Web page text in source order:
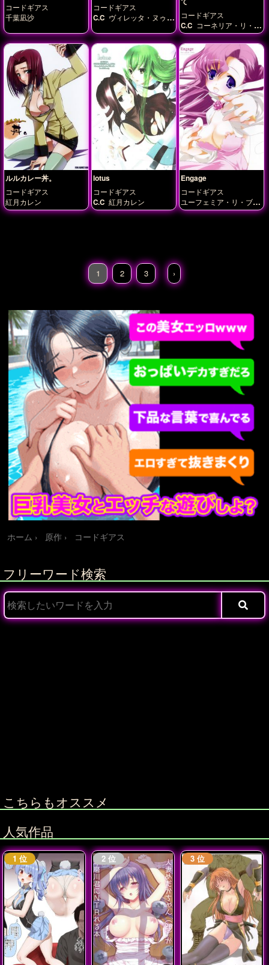
コードギアス
千葉凪沙
コードギアス
C.C ヴィレッタ・ヌゥ
コードギアス
C.C コーネリア・リ・ブ
リタニア ユーフェミ
ア・リ・ブリタニア ラ
クシャータ・チャウラ
ー 紅月カレン
ルルカレー丼。
コードギアス
紅月カレン
lotus
コードギアス
C.C 紅月カレン
Engage
コードギアス
ユーフェミア・リ・ブリ
タニア
1 2 3 ›
ホーム 原作 コードギアス
フリーワード検索
こちらもオススメ
人気作品